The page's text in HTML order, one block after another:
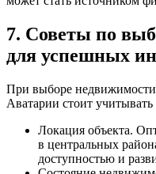
7. Советы по
для успешных
При выборе
Аватарии стоит
Локация объекта.
в центральных
доступностью и